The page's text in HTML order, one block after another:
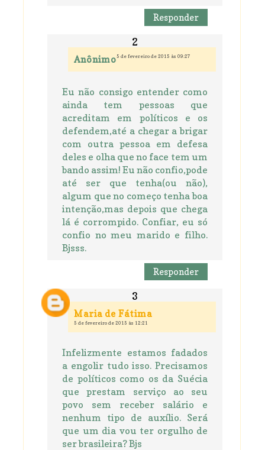
Responder
Anônimo5 de fevereiro de 2015 às 09:27
Eu não consigo entender como
ainda tem pessoas que
acreditam em políticos e os
defendem,até a chegar a brigar
com outra pessoa em defesa
deles e olha que no face tem um
bando assim! Eu não confio,pode
até ser que tenha(ou não),
algum que no começo tenha boa
intenção,mas depois que chega
lá é corrompido. Confiar, eu só
confio no meu marido e filho.
Bjsss.
Responder
Maria de Fátima
5 de fevereiro de 2015 às 12:21
Infelizmente estamos fadados
a engolir tudo isso. Precisamos
de políticos como os da Suécia
que prestam serviço ao seu
povo sem receber salário e
nenhum tipo de auxílio. Será
que um dia vou ter orgulho de
ser brasileira? Bjs